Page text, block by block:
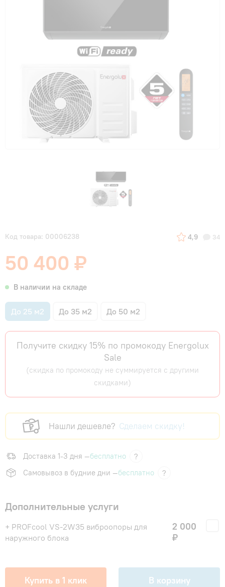
Код товара: 00006238 4,9 34
50 400 ₽
В наличии на складе
До 25 м2 До 35 м2 До 50 м2
Получите скидку 15% по промокоду Energolux
Sale
(скидка по промокоду не суммируется с другими
скидками)
Нашли дешевле? Сделаем скидку!
Доставка 1-3 дня —бесплатно
?
Самовывоз в будние дни —бесплатно ?
Дополнительные услуги
+ PROFcool VS-2W35 виброопоры для
наружного блока
2 000
₽
Купить в 1 клик В корзину